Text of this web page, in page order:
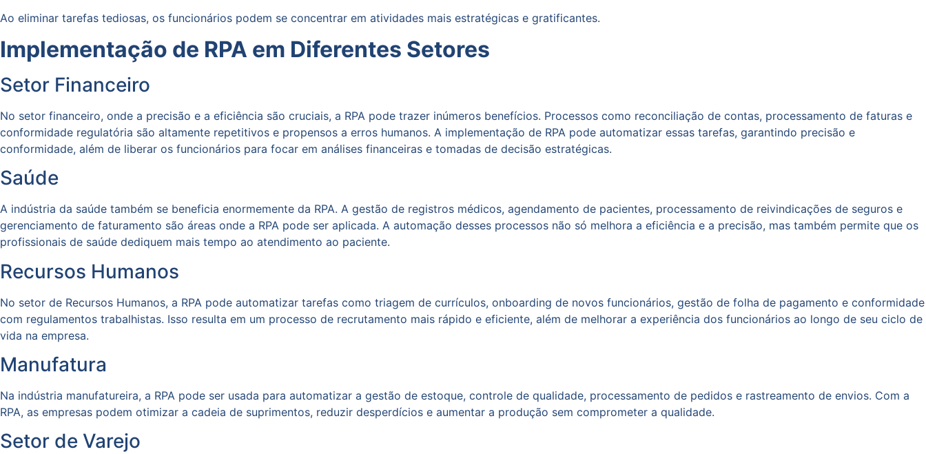
Ao eliminar tarefas tediosas, os funcionários podem se concentrar em atividades mais estratégicas e gratificantes.
Implementação de RPA em Diferentes Setores
Setor Financeiro
No setor financeiro, onde a precisão e a eficiência são cruciais, a RPA pode trazer inúmeros benefícios. Processos como reconciliação de contas, processamento de faturas e
conformidade regulatória são altamente repetitivos e propensos a erros humanos. A implementação de RPA pode automatizar essas tarefas, garantindo precisão e
conformidade, além de liberar os funcionários para focar em análises financeiras e tomadas de decisão estratégicas.
Saúde
A indústria da saúde também se beneficia enormemente da RPA. A gestão de registros médicos, agendamento de pacientes, processamento de reivindicações de seguros e
gerenciamento de faturamento são áreas onde a RPA pode ser aplicada. A automação desses processos não só melhora a eficiência e a precisão, mas também permite que os
profissionais de saúde dediquem mais tempo ao atendimento ao paciente.
Recursos Humanos
No setor de Recursos Humanos, a RPA pode automatizar tarefas como triagem de currículos, onboarding de novos funcionários, gestão de folha de pagamento e conformidade
com regulamentos trabalhistas. Isso resulta em um processo de recrutamento mais rápido e eficiente, além de melhorar a experiência dos funcionários ao longo de seu ciclo de
vida na empresa.
Manufatura
Na indústria manufatureira, a RPA pode ser usada para automatizar a gestão de estoque, controle de qualidade, processamento de pedidos e rastreamento de envios. Com a
RPA, as empresas podem otimizar a cadeia de suprimentos, reduzir desperdícios e aumentar a produção sem comprometer a qualidade.
Setor de Varejo